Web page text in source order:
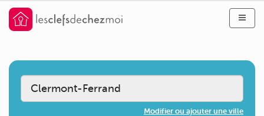
Modifier ou ajouter une ville